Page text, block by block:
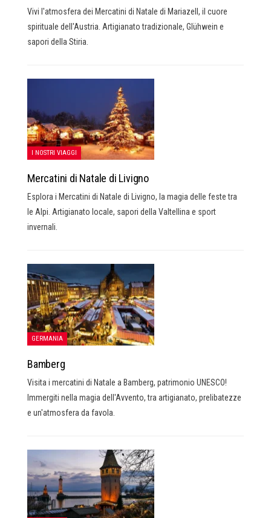
Vivi l'atmosfera dei Mercatini di Natale di Mariazell, il cuore
spirituale dell'Austria. Artigianato tradizionale, Glühwein e
sapori della Stiria.
I NOSTRI VIAGGI
Mercatini di Natale di Livigno
Esplora i Mercatini di Natale di Livigno, la magia delle feste tra
le Alpi. Artigianato locale, sapori della Valtellina e sport
invernali.
GERMANIA
Bamberg
Visita i mercatini di Natale a Bamberg, patrimonio UNESCO!
Immergiti nella magia dell'Avvento, tra artigianato, prelibatezze
e un'atmosfera da favola.